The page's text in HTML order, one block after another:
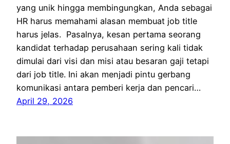
yang unik hingga membingungkan, Anda sebagai
HR harus memahami alasan membuat job title
harus jelas. Pasalnya, kesan pertama seorang
kandidat terhadap perusahaan sering kali tidak
dimulai dari visi dan misi atau besaran gaji tetapi
dari job title. Ini akan menjadi pintu gerbang
komunikasi antara pemberi kerja dan pencari…
April 29, 2026